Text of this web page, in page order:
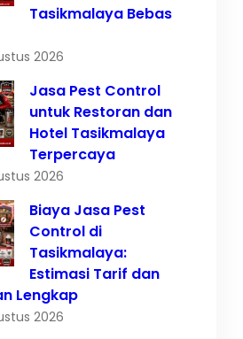
Tasikmalaya Bebas
2026
Jasa Pest Control
untuk Restoran dan
Hotel Tasikmalaya
Terpercaya
2026
Biaya Jasa Pest
Control di
Tasikmalaya:
Estimasi Tarif dan
Lengkap
2026